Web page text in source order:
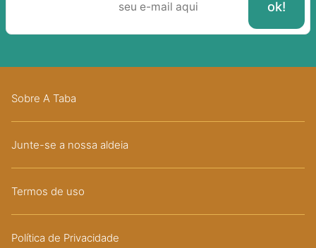
Sobre A Taba
Junte-se a nossa aldeia
Termos de uso
Política de Privacidade